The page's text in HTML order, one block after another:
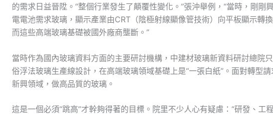
的需求日益晉陞。“整個行業發生了顛覆性變化。”張沖舉例，“當時，剛剛
電電池需求玻璃，顯示產業由CRT（陰極射線顯像管技術）向平板顯示轉
而這些高端玻璃基礎被國外廠商壟斷。”
當時作為國內玻璃資料方面的主要研討機構，中建材玻璃新資料研討總院
俗浮法玻璃生產線設計，在高端玻璃領域基礎上是“一張白紙”。面對轉型
新興領域，做高品質的玻璃。
這是一個必須“跳高”才幹夠得著的目標。院里不少人心有疑慮：“研發、工